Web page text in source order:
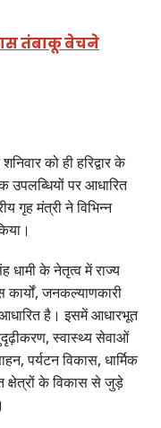
तंबाकू बेचने
को ही हरिद्वार के
उपलब्धियों पर आधारित
गृह मंत्री ने विभिन्न
धामी के नेतृत्व में राज्य
कार्यों, जनकल्याणकारी
आधारित है। इसमें आधारभूत
स्वास्थ्य सेवाओं
पर्यटन विकास, धार्मिक
क्षेत्रों के विकास से जुड़े